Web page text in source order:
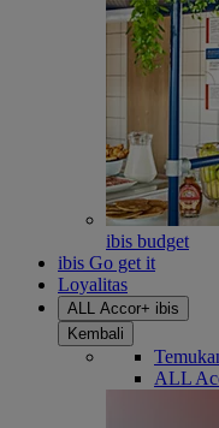
ibis budget
ibis Go get it
Loyalitas
ALL Accor+ ibis
Kembali
ALL